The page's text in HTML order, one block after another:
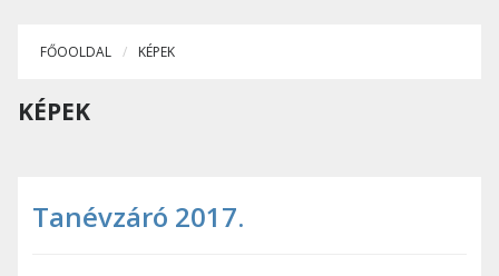
FŐOOLDAL KÉPEK
KÉPEK
Tanévzáró 2017.